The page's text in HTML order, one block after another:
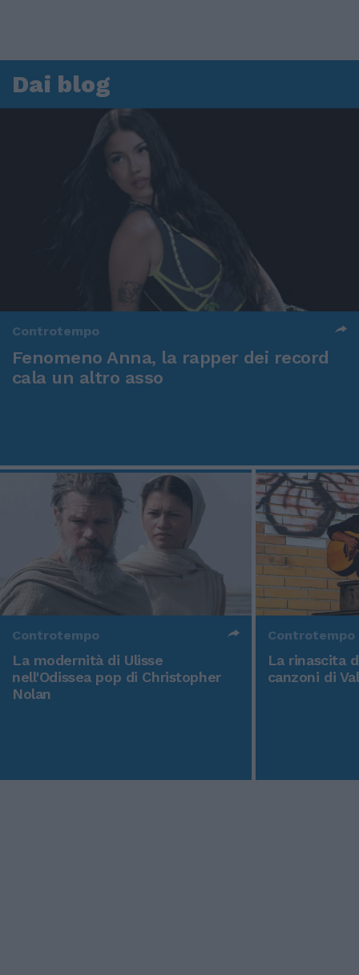
Dai blog
Controtempo
Fenomeno Anna, la rapper dei record
cala un altro asso
Controtempo
La modernità di Ulisse
nell'Odissea pop di Christopher
Nolan
Controtempo
La rinascita
canzoni di